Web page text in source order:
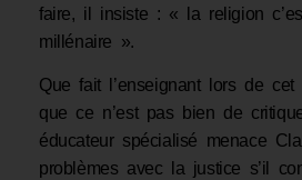
faire, il insiste : « la religion
millénaire ».
Que fait l’enseignant lors de
que ce n’est pas bien de
éducateur spécialisé menace
problèmes avec la justice s’il